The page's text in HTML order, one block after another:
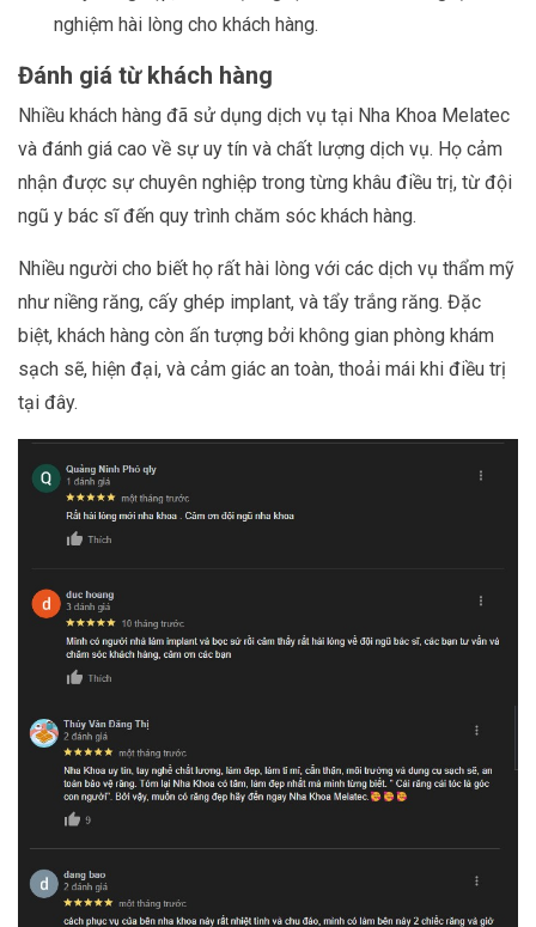
nghiệm hài lòng cho khách hàng.
Đánh giá từ khách hàng
Nhiều khách hàng đã sử dụng dịch vụ tại Nha Khoa Melatec
và đánh giá cao về sự uy tín và chất lượng dịch vụ. Họ cảm
nhận được sự chuyên nghiệp trong từng khâu điều trị, từ đội
ngũ y bác sĩ đến quy trình chăm sóc khách hàng.
Nhiều người cho biết họ rất hài lòng với các dịch vụ thẩm mỹ
như niềng răng, cấy ghép implant, và tẩy trắng răng. Đặc
biệt, khách hàng còn ấn tượng bởi không gian phòng khám
sạch sẽ, hiện đại, và cảm giác an toàn, thoải mái khi điều trị
tại đây.